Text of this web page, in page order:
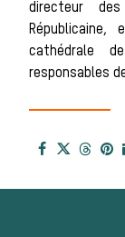
directeur
cathédrale
responsables